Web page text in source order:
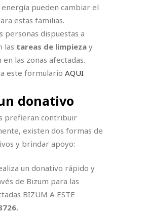
pueden cambiar el
estas familias.
personas dispuestas a
las tareas de limpieza y
las zonas afectadas.
este formulario AQUI
donativo
prefieran contribuir
existen dos formas de
y brindar apoyo:
un donativo rápido y
de Bizum para las
BIZUM A ESTE